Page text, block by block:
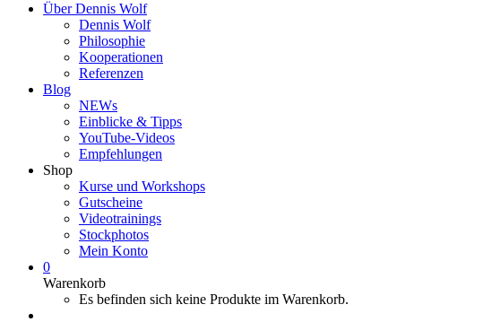
Über Dennis Wolf
Dennis Wolf
Philosophie
Kooperationen
Referenzen
Blog
NEWs
Einblicke & Tipps
YouTube-Videos
Empfehlungen
Shop
Kurse und Workshops
Gutscheine
Videotrainings
Stockphotos
Mein Konto
0
Warenkorb
Es befinden sich keine Produkte im Warenkorb.